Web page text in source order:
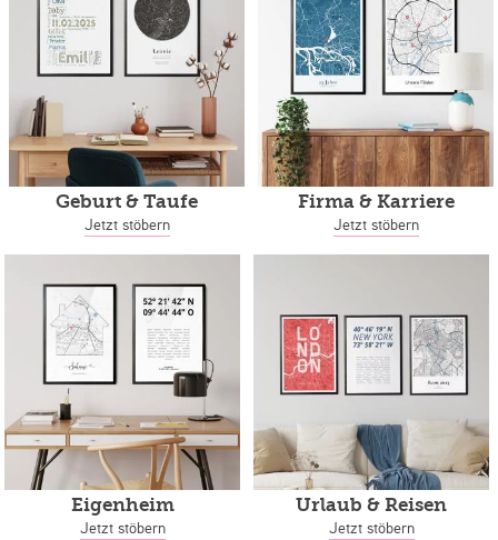
Geburt & Taufe
Jetzt stöbern
Firma & Karriere
Jetzt stöbern
Eigenheim
Jetzt stöbern
Urlaub & Reisen
Jetzt stöbern